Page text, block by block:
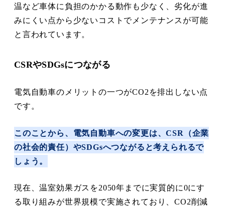
温など車体に負担のかかる動作も少なく、劣化が進
みにくい点から少ないコストでメンテナンスが可能
と言われています。
CSRやSDGsにつながる
電気自動車のメリットの一つがCO2を排出しない点
です。
このことから、電気自動車への変更は、CSR（企業
の社会的責任）やSDGsへつながると考えられるで
しょう。
現在、温室効果ガスを2050年までに実質的に0にす
る取り組みが世界規模で実施されており、CO2削減